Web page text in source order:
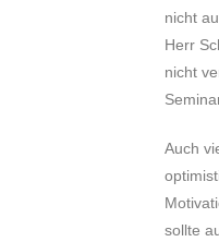
nicht
Herr
nicht
Auch
sollte